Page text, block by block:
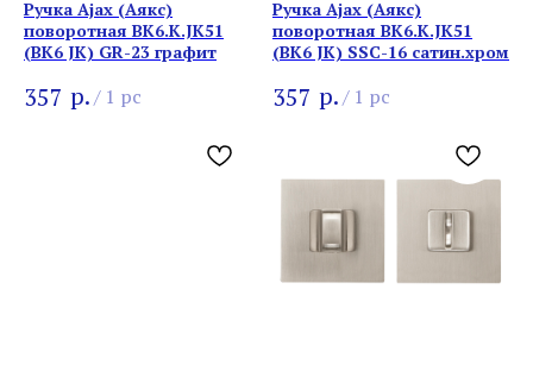
Ручка Ajax (Аякс)
поворотная BK6.K.JK51
(BK6 JK) GR-23 графит
357 р./ 1 pc
Ручка Ajax (Аякс)
поворотная BK6.K.JK51
(BK6 JK) SSC-16 сатин.хром
357 р./ 1 pc